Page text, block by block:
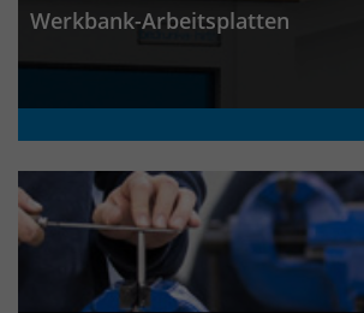
Werkbank-Arbeitsplatten
demTest wieder gelöscht.